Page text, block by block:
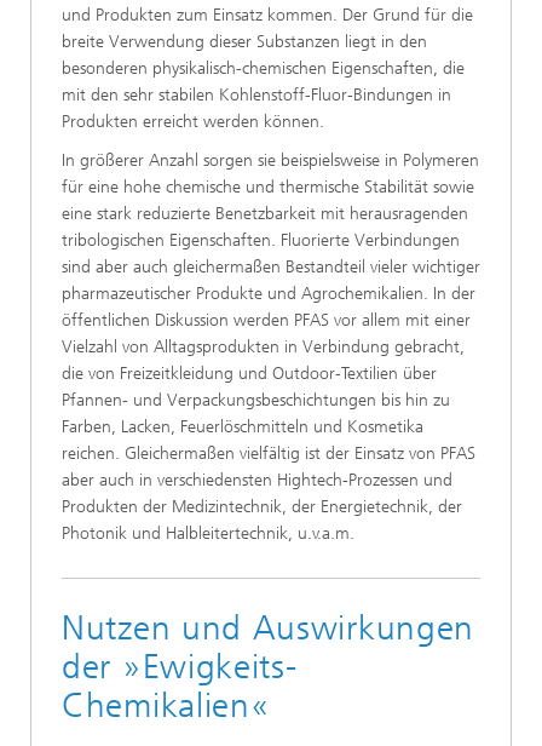
und Produkten zum Einsatz kommen. Der Grund für die
breite Verwendung dieser Substanzen liegt in den
besonderen physikalisch-chemischen Eigenschaften, die
mit den sehr stabilen Kohlenstoff-Fluor-Bindungen in
Produkten erreicht werden können.
In größerer Anzahl sorgen sie beispielsweise in Polymeren
für eine hohe chemische und thermische Stabilität sowie
eine stark reduzierte Benetzbarkeit mit herausragenden
tribologischen Eigenschaften. Fluorierte Verbindungen
sind aber auch gleichermaßen Bestandteil vieler wichtiger
pharmazeutischer Produkte und Agrochemikalien. In der
öffentlichen Diskussion werden PFAS vor allem mit einer
Vielzahl von Alltagsprodukten in Verbindung gebracht,
die von Freizeitkleidung und Outdoor-Textilien über
Pfannen- und Verpackungsbeschichtungen bis hin zu
Farben, Lacken, Feuerlöschmitteln und Kosmetika
reichen. Gleichermaßen vielfältig ist der Einsatz von PFAS
aber auch in verschiedensten Hightech-Prozessen und
Produkten der Medizintechnik, der Energietechnik, der
Photonik und Halbleitertechnik, u.v.a.m.
Nutzen und Auswirkungen
der »Ewigkeits-
Chemikalien«